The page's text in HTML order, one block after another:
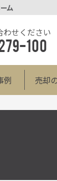
ム
わせください
100
例 売却